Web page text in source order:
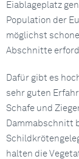
Eiablageplatz
Population der
möglichst
Abschnitte
Dafür gibt es
sehr guten
Schafe und
Dammabschnitt
halten die